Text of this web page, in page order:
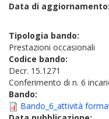
Data di aggiornamento:
Tipologia bando:
Prestazioni occasionali
Codice bando:
Decr. 15.1271
Conferimento di n. 6
Bando:
Bando_6_attività